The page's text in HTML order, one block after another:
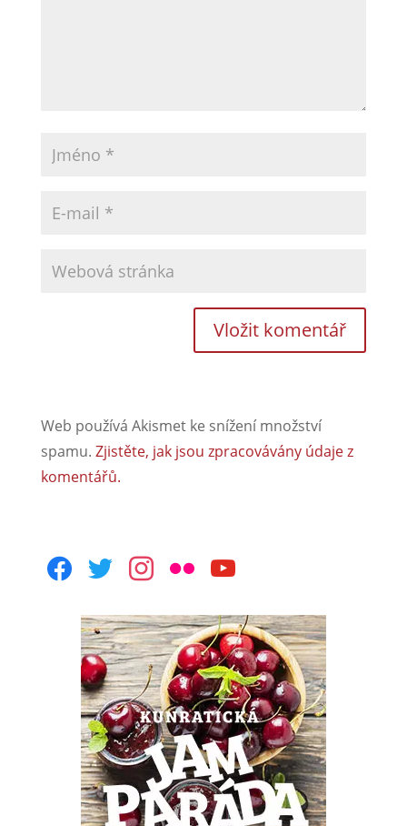
Web používá Akismet ke snížení množství
spamu. Zjistěte, jak jsou zpracovávány údaje z
komentářů.
facebooktwitterinstagram
flickr youtube